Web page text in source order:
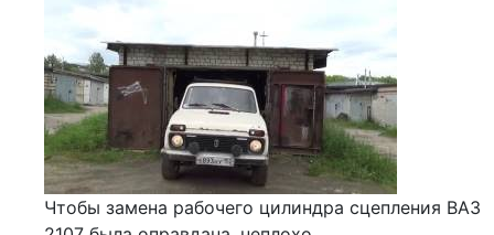
Чтобы замена рабочего цилиндра сцепления ВАЗ